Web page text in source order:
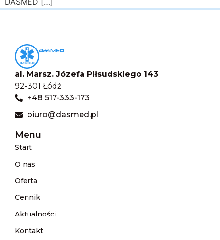
al. Marsz. Józefa Piłsudskiego 143
92-301 Łódź
+48 517-333-173
biuro@dasmed.pl
Menu
Start
O nas
Oferta
Cennik
Aktualności
Kontakt